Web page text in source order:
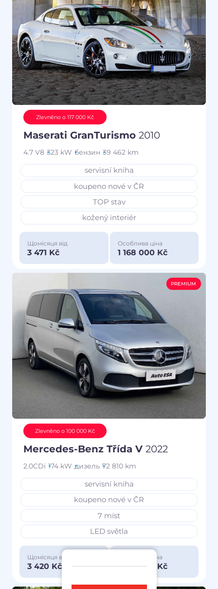
Zlevněno o 117 000 Kč
Maserati GranTurismo 2010
4.7 V8 323 kW бензин 39 462 km
servisní kniha
koupeno nové v ČR
TOP stav
kožený interiér
Щомісяця від
3 471 Kč
Особлива ціна
1 168 000 Kč
PREMIUM
Zlevněno o 100 000 Kč
Mercedes-Benz Třída V 2022
2.0CDi 174 kW дизель 72 810 km
servisní kniha
koupeno nové v ČR
7 míst
LED světla
Щомісяця від
3 420 Kč
Особлива ціна
1 150 000 Kč